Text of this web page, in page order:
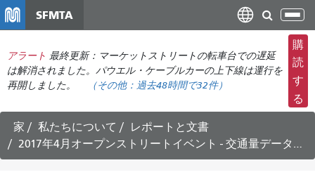
コ
ン
ン
ツ
に
移
SFMTA
ナ
ビ
ゲ
ー
シ
ョ
の
切
アラート 最終更新：マーケットストリートの転車台での遅延
は解消されました。パウエル・ケーブルカーの上下線は運行を
再開しました。
（その他： 過去48時間で32件）
購
読
す
る
家 私たちについて
レポートと文書
2017年4月オープンストリートイベント - 交通量データ概要